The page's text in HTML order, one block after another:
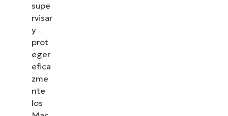
supe
rvisar
y
prot
eger
efica
zme
nte
los